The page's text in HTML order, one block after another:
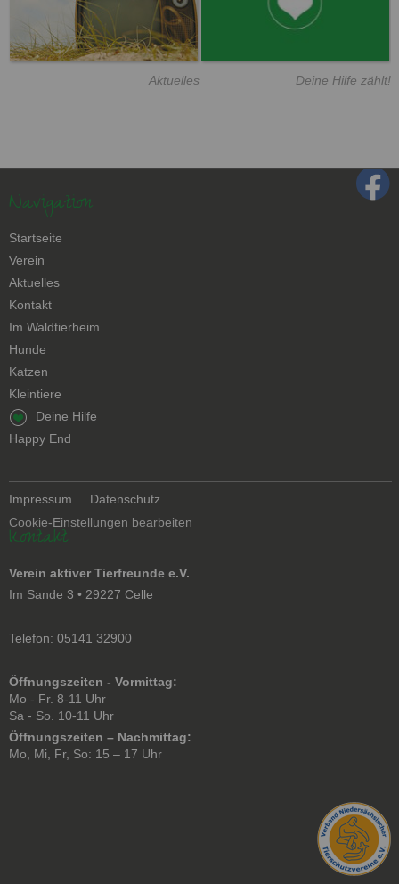
Aktuelles Deine Hilfe zählt!
Navigation
Navigation
überspringen
Startseite
Verein
Aktuelles
Kontakt
Navigation
überspringen
Im Waldtierheim
Hunde
Katzen
Kleintiere
Navigation
überspringen
Deine Hilfe
Happy End
Navigation
überspringen
Impressum
Datenschutz
Cookie-Einstellungen bearbeiten
Kontakt
Verein aktiver Tierfreunde e.V.
Im Sande 3 • 29227 Celle
Telefon: 05141 32900
Öffnungszeiten - Vormittag:
Mo - Fr. 8-11 Uhr
Sa - So. 10-11 Uhr
Öffnungszeiten – Nachmittag:
Mo, Mi, Fr, So: 15 – 17 Uhr